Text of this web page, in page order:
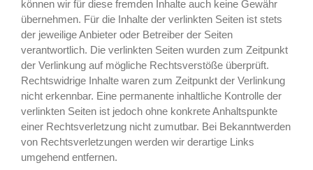
können wir für diese fremden Inhalte auch keine Gewähr
übernehmen. Für die Inhalte der verlinkten Seiten ist stets
der jeweilige Anbieter oder Betreiber der Seiten
verantwortlich. Die verlinkten Seiten wurden zum Zeitpunkt
der Verlinkung auf mögliche Rechtsverstöße überprüft.
Rechtswidrige Inhalte waren zum Zeitpunkt der Verlinkung
nicht erkennbar. Eine permanente inhaltliche Kontrolle der
verlinkten Seiten ist jedoch ohne konkrete Anhaltspunkte
einer Rechtsverletzung nicht zumutbar. Bei Bekanntwerden
von Rechtsverletzungen werden wir derartige Links
umgehend entfernen.